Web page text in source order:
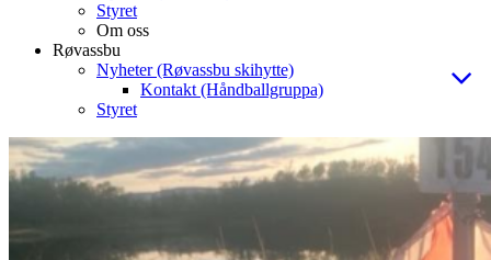
Styret
Om oss
Røvassbu
Nyheter (Røvassbu skihytte)
Kontakt (Håndballgruppa)
Styret